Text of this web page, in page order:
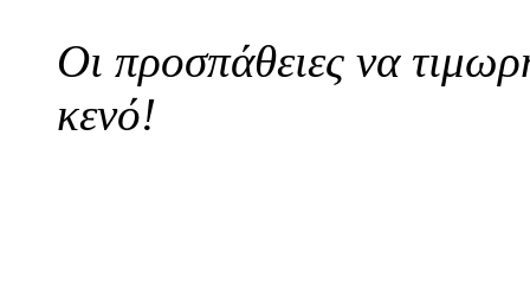
Οι προσπάθειες να
κενό!